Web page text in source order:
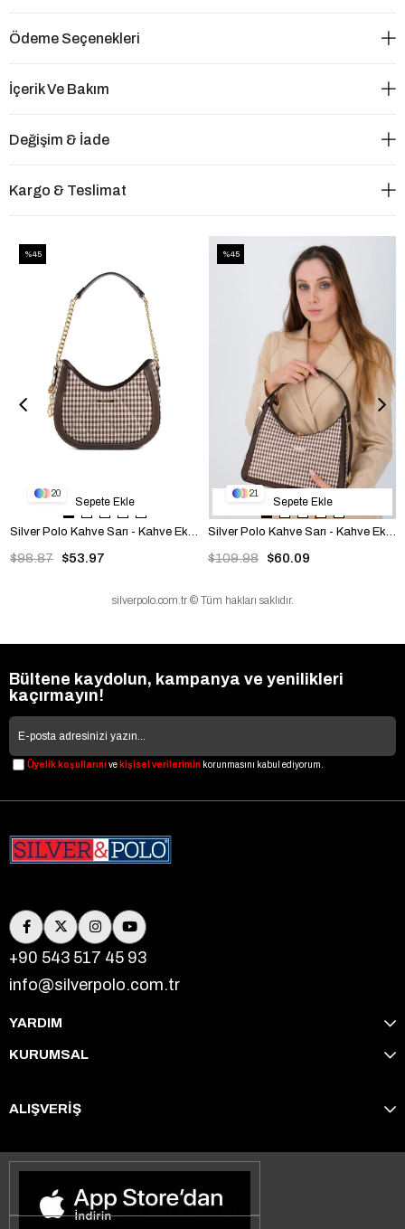
Ödeme Seçenekleri
İçerik Ve Bakım
Değişim & İade
Kargo & Teslimat
20
$53.97
$98.87
Sepete Ekle
%45
21
$60.09
$109.98
Sepete Ekle
%45
silverpolo.com.tr © Tüm hakları saklıdır.
Bültene kaydolun, kampanya ve yenilikleri
kaçırmayın!
Üyelik koşullarınıve kişisel verilerimin korunmasını kabul ediyorum.
+90 543 517 45 93
info@silverpolo.com.tr
YARDIM
KURUMSAL
ALIŞVERİŞ